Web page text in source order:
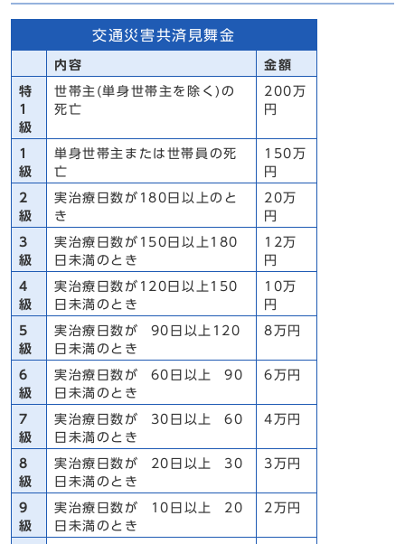
交通災害共済見舞金
内容 金額
特
1
級
世帯主(単身世帯主を除く)の
死亡
200万
円
1
級
単身世帯主または世帯員の死
亡
150万
円
2
級
実治療日数が180日以上のと
き
20万
円
3
級
実治療日数が150日以上180
日未満のとき
12万
円
4
級
実治療日数が120日以上150
日未満のとき
10万
円
5
級
実治療日数が 90日以上120
日未満のとき
8万円
6
級
実治療日数が 60日以上 90
日未満のとき
6万円
7
級
実治療日数が 30日以上 60
日未満のとき
4万円
8
級
実治療日数が 20日以上 30
日未満のとき
3万円
9
級
実治療日数が 10日以上 20
日未満のとき
2万円